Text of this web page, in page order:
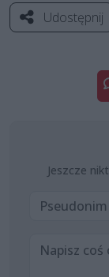
Udostępnij
Jeszcze